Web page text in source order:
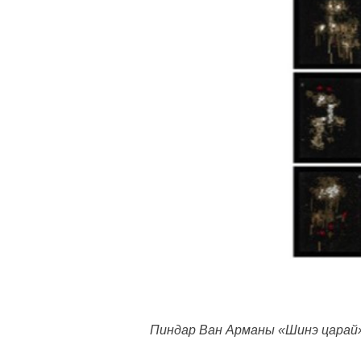
Пиндар Ван Арманы «Шинэ